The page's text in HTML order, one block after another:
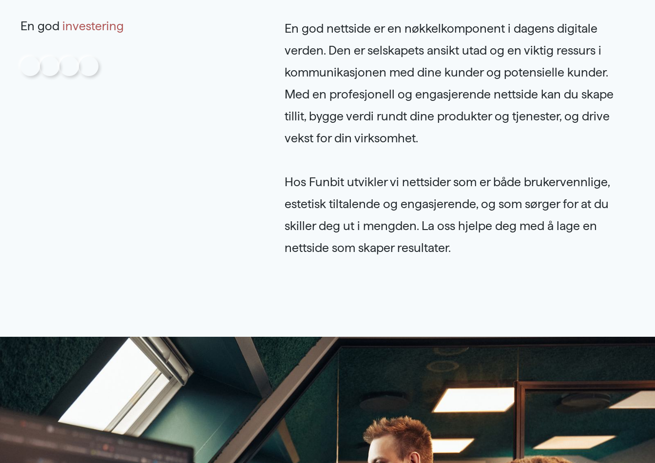
En god investering
En god nettside er en nøkkelkomponent i dagens digitale
verden. Den er selskapets ansikt utad og en viktig ressurs i
kommunikasjonen med dine kunder og potensielle kunder.
Med en profesjonell og engasjerende nettside kan du skape
tillit, bygge verdi rundt dine produkter og tjenester, og drive
vekst for din virksomhet.
Hos Funbit utvikler vi nettsider som er både brukervennlige,
estetisk tiltalende og engasjerende, og som sørger for at du
skiller deg ut i mengden. La oss hjelpe deg med å lage en
nettside som skaper resultater.